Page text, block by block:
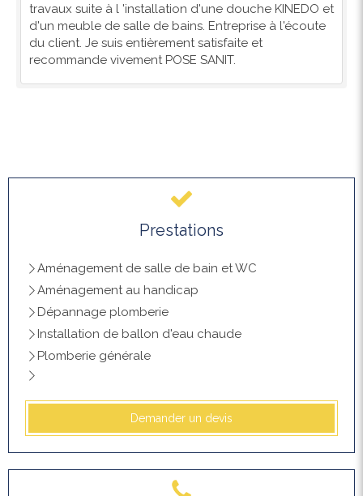
travaux suite à l 'installation d'une douche KINEDO et
d'un meuble de salle de bains. Entreprise à l'écoute
du client. Je suis entièrement satisfaite et
recommande vivement POSE SANIT.
Prestations
Aménagement de salle de bain et WC
Aménagement au handicap
Dépannage plomberie
Installation de ballon d'eau chaude
Plomberie générale
Demander un devis